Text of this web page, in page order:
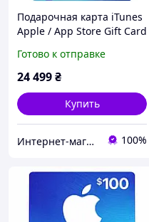
Подарочная карта iTunes
Apple / App Store Gift Card
Готово к отправке
24 499₴
Купить
Интернет-магазин "KeyStoreGame" 100%